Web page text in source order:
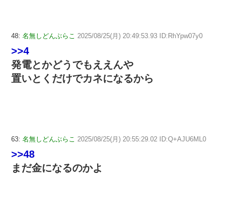
48: 名無しどんぶらこ 2025/08/25(月) 20:49:53.93 ID:RhYpw07y0
>>4
発電とかどうでもええんや
置いとくだけでカネになるから
63: 名無しどんぶらこ 2025/08/25(月) 20:55:29.02 ID:Q+AJU6ML0
>>48
まだ金になるのかよ